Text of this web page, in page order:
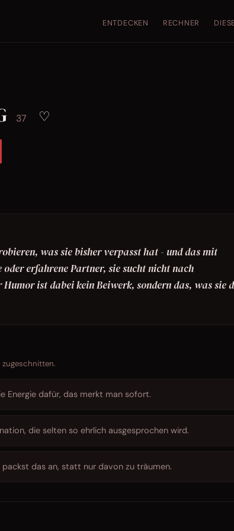
ENTDECKEN RECHNER
37 ♡
was sie bisher verpasst hat - und das mit
oder erfahrene Partner, sie sucht nicht nach
ist dabei kein Beiwerk, sondern das, was sie
Energie dafür, das merkt man sofort.
die selten so ehrlich ausgesprochen wird.
das an, statt nur davon zu träumen.